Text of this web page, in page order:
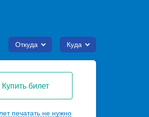
Откуда Куда
Купить билет
печатать не нужно